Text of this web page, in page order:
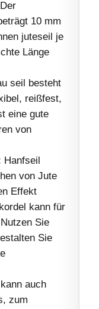
10 mm
juteseil je
Länge
seil besteht
reißfest,
eine gute
von
Hanfseil
von Jute
Effekt
kann für
Sie
Sie
auch
zum